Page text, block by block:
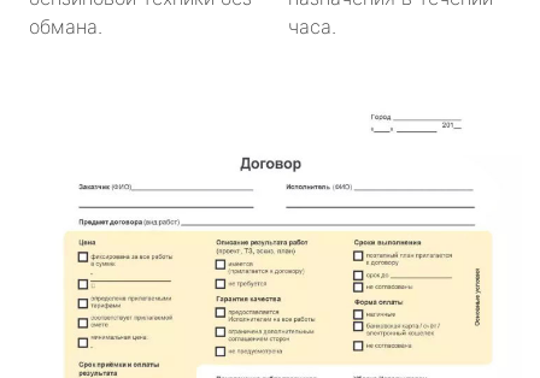
обмана.
часа.